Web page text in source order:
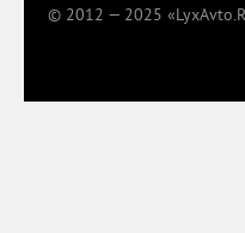
© 2012 — 2025